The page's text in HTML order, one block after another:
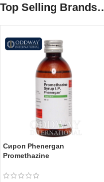
Top Selling
Сироп Phenergan
Promethazine